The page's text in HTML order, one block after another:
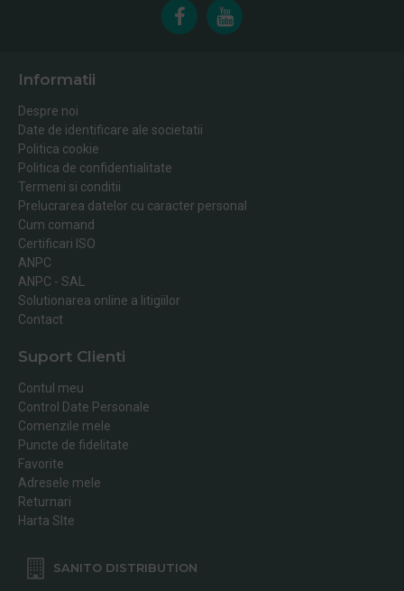
Informatii
Despre noi
Date de identificare ale societatii
Politica cookie
Politica de confidentialitate
Termeni si conditii
Prelucrarea datelor cu caracter personal
Cum comand
Certificari ISO
ANPC
ANPC - SAL
Solutionarea online a litigiilor
Contact
Suport Clienti
Contul meu
Control Date Personale
Comenzile mele
Puncte de fidelitate
Favorite
Adresele mele
Returnari
Harta SIte
SANITO DISTRIBUTION